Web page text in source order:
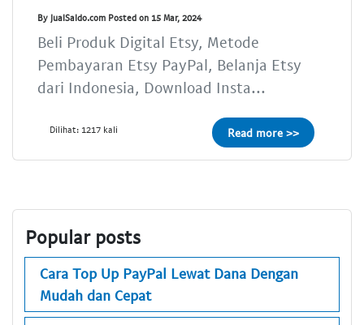
By JualSaldo.com Posted on 15 Mar, 2024
Beli Produk Digital Etsy, Metode
Pembayaran Etsy PayPal, Belanja Etsy
dari Indonesia, Download Insta...
Dilihat: 1217 kali Read more >>
Popular posts
Cara Top Up PayPal Lewat Dana Dengan
Mudah dan Cepat